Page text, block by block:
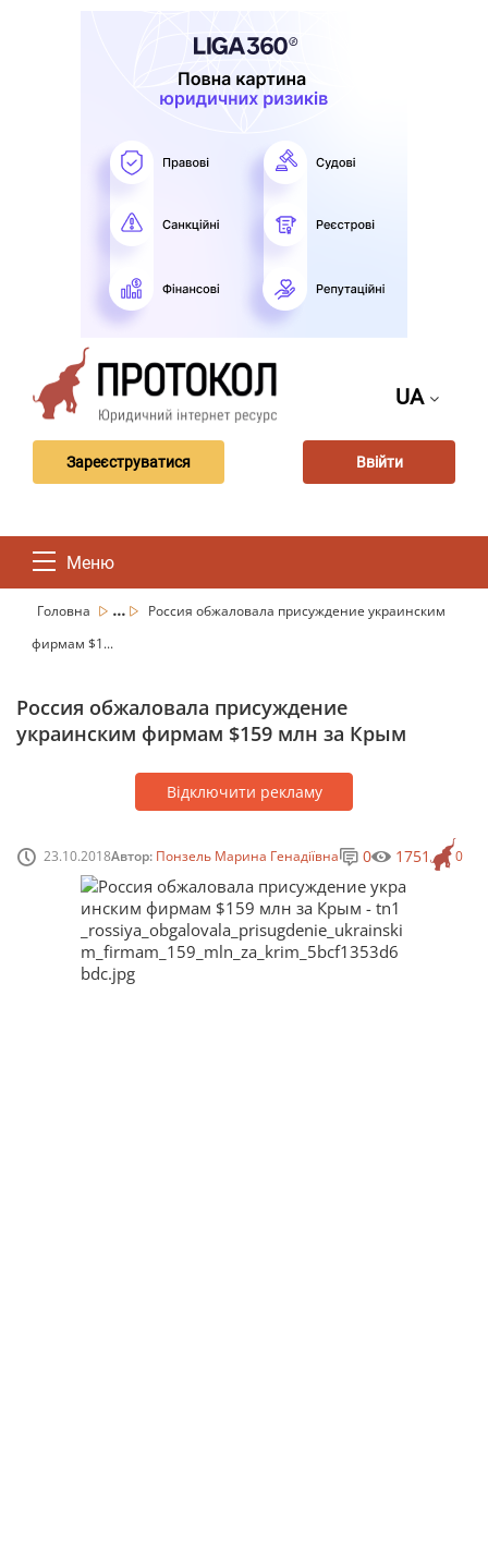
UA
Зареєструватися Ввійти
Меню
Головна ...
Россия обжаловала присуждение украинским
фирмам $1...
Россия обжаловала присуждение
украинским фирмам $159 млн за Крым
Відключити рекламу
23.10.2018Автор: Понзель Марина Генадіївна 0
0 1751